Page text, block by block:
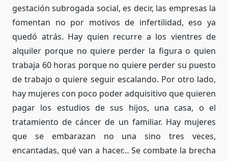
gestación subrogada social, es decir, las empresas la
fomentan no por motivos de infertilidad, eso ya
quedó atrás. Hay quien recurre a los vientres de
alquiler porque no quiere perder la figura o quien
trabaja 60 horas porque no quiere perder su puesto
de trabajo o quiere seguir escalando. Por otro lado,
hay mujeres con poco poder adquisitivo que quieren
pagar los estudios de sus hijos, una casa, o el
tratamiento de cáncer de un familiar. Hay mujeres
que se embarazan no una sino tres veces,
encantadas, qué van a hacer… Se combate la brecha